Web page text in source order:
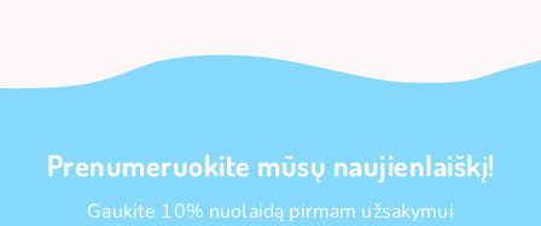
Prenumeruokite mūsų naujienlaiškį!
Gaukite 10% nuolaidą pirmam užsakymui